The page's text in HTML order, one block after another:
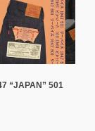
“JAPAN” 501